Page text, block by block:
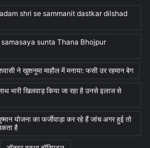
shri se sammanit dastkar dilshad
sunta Thana Bhojpur
ने खुशनुमा माहौल में मनाया: फसी उर रहमान बेग
भारी खिलवाड़ किया जा रहा है उनसे इलाज से
योजना का फर्जीवाड़ा कर रहे हैं जांच अगर हुई तो
है